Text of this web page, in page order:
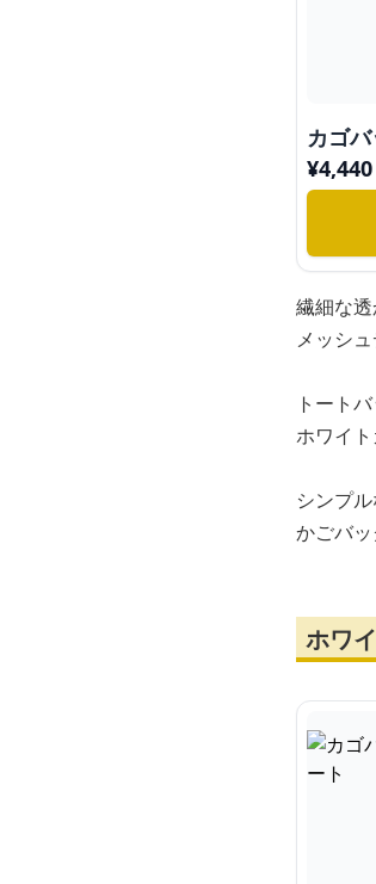
カゴ
¥4,440
繊細な
メッシ
トート
ホワイ
シンプ
かごバ
ホワ